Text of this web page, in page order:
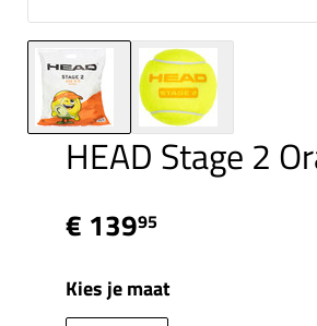
HEAD Stage 2
€ 13995
Kies je maat